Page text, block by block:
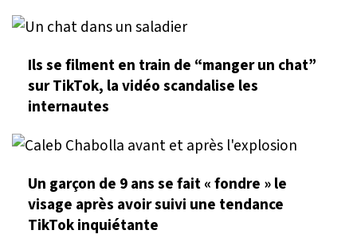
Ils se filment en train de “manger un chat”
sur TikTok, la vidéo scandalise les
internautes
Un garçon de 9 ans se fait « fondre » le
visage après avoir suivi une tendance
TikTok inquiétante